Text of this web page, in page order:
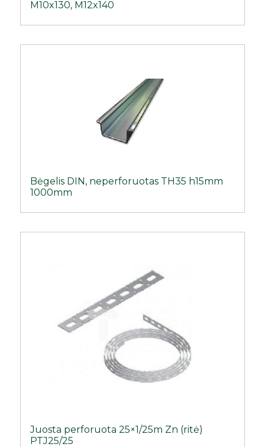
M10x130, M12x140
Bėgelis DIN, neperforuotas TH35 h15mm
1000mm
Juosta perforuota 25×1/25m Zn (ritė)
PTJ25/25